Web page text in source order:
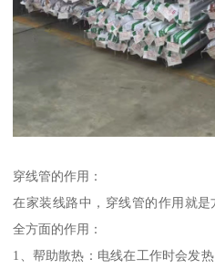
穿线管的作用：
在家装线路中，穿线管的作用就
全方面的作用：
1、帮助散热：电线在工作时会发